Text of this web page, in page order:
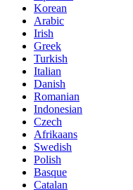
Korean
Arabic
Irish
Greek
Turkish
Italian
Danish
Romanian
Indonesian
Czech
Afrikaans
Swedish
Polish
Basque
Catalan